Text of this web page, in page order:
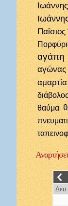
αγάπη
αγώνας
αμαρτία
διάβολος
θαύμα
__
Δευ